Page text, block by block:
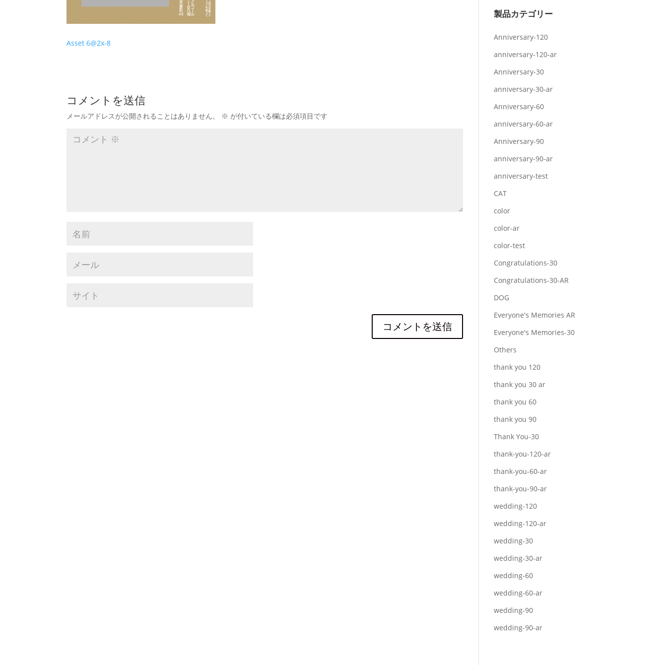
Asset 6@2x-8
コメントを送信
メールアドレスが公開されることはありません。 ※ が付いている欄は必須項目です
製品カテゴリー
Anniversary-120
anniversary-120-ar
Anniversary-30
anniversary-30-ar
Anniversary-60
anniversary-60-ar
Anniversary-90
anniversary-90-ar
anniversary-test
CAT
color
color-ar
color-test
Congratulations-30
Congratulations-30-AR
DOG
Everyone's Memories AR
Everyone's Memories-30
Others
thank you 120
thank you 30 ar
thank you 60
thank you 90
Thank You-30
thank-you-120-ar
thank-you-60-ar
thank-you-90-ar
wedding-120
wedding-120-ar
wedding-30
wedding-30-ar
wedding-60
wedding-60-ar
wedding-90
wedding-90-ar